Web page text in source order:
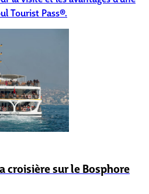
Tourist Pass®.
croisière sur le Bosphore